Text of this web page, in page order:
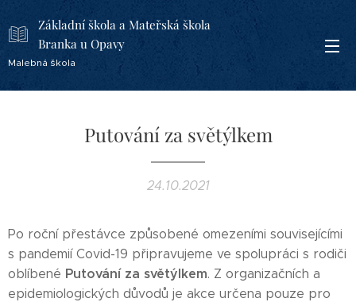
Základní škola a Mateřská škola
Branka u Opavy
Malebná škola
Putování za světýlkem
24.10.2021
Po roční přestávce způsobené omezeními souvisejícími
s pandemií Covid-19 připravujeme ve spolupráci s rodiči
oblíbené Putování za světýlkem. Z organizačních a
epidemiologických důvodů je akce určena pouze pro